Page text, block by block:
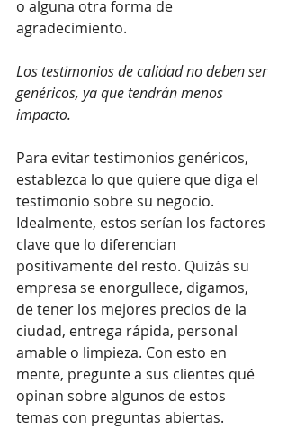
o alguna otra forma de
agradecimiento.
Los testimonios de calidad no deben ser
genéricos, ya que tendrán menos
impacto.
Para evitar testimonios genéricos,
establezca lo que quiere que diga el
testimonio sobre su negocio.
Idealmente, estos serían los factores
clave que lo diferencian
positivamente del resto. Quizás su
empresa se enorgullece, digamos,
de tener los mejores precios de la
ciudad, entrega rápida, personal
amable o limpieza. Con esto en
mente, pregunte a sus clientes qué
opinan sobre algunos de estos
temas con preguntas abiertas.